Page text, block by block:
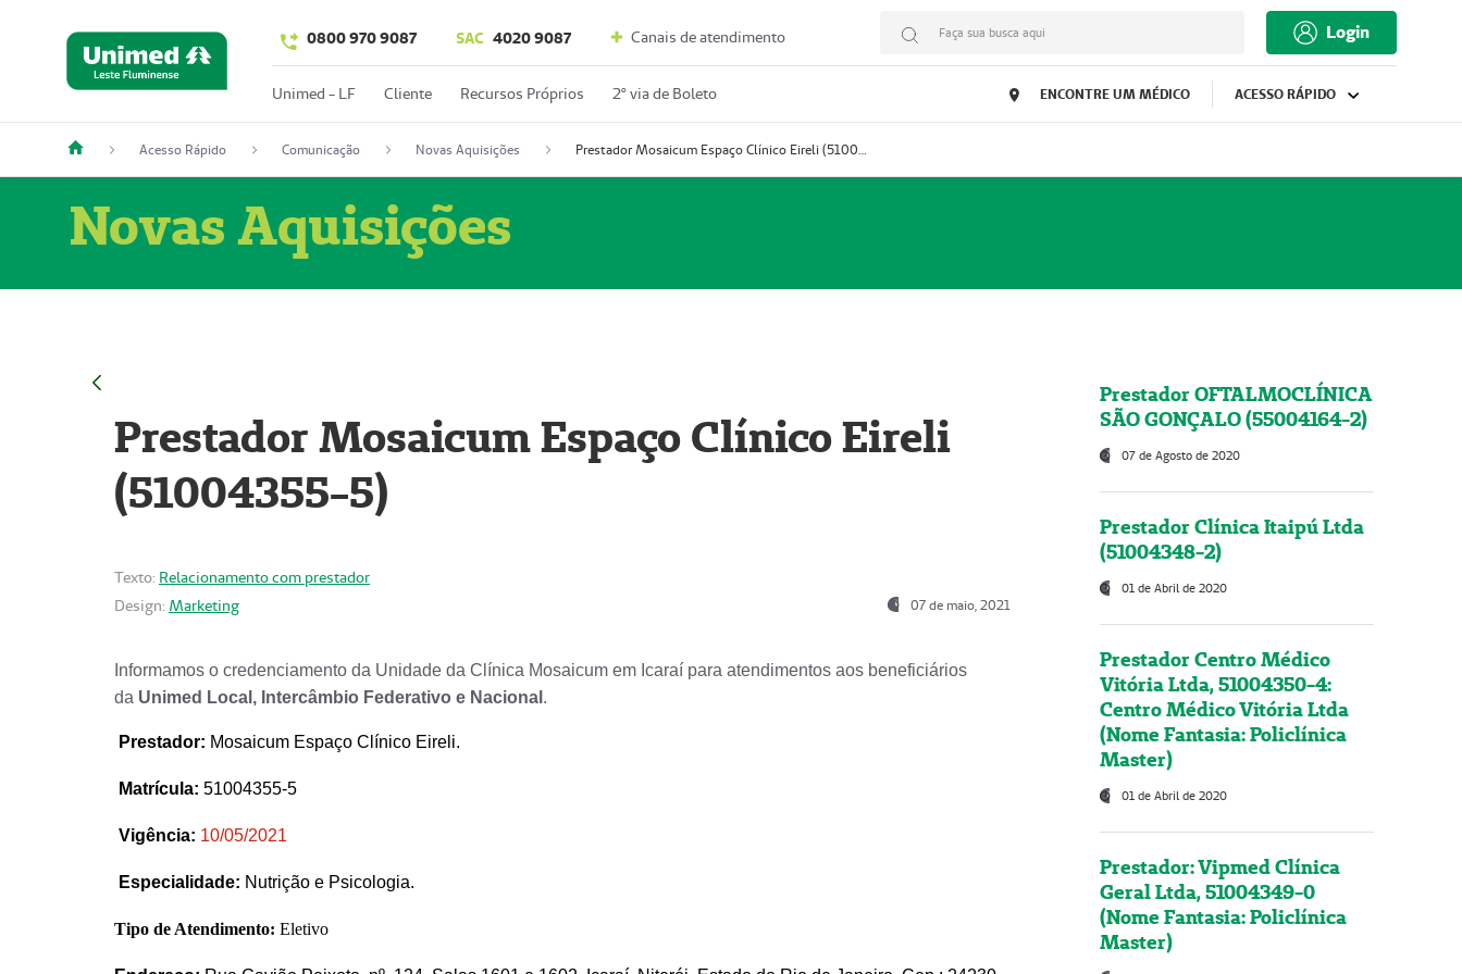
0800 970 9087 SAC 4020 9087 Canais de atendimento Faça sua busca aqui Login
Unimed - LF Cliente Recursos Próprios 2º via de Boleto ENCONTRE UM MÉDICO ACESSO RÁPIDO
Acesso Rápido Comunicação Novas Aquisições Prestador Mosaicum Espaço Clínico Eireli (51004355-5)
Novas Aquisições
Prestador Mosaicum Espaço Clínico Eireli
(51004355-5)
Texto: Relacionamento com prestador
Design: Marketing 07 de maio, 2021
Informamos o credenciamento da Unidade da Clínica Mosaicum em Icaraí para atendimentos aos beneficiários
da Unimed Local, Intercâmbio Federativo e Nacional .
Prestador: Mosaicum Espaço Clínico Eireli.
Matrícula: 51004355-5
Vigência: 10/05/2021
Especialidade: Nutrição e Psicologia.
Tipo de Atendimento: Eletivo
Prestador OFTALMOCLÍNICA
SÃO GONÇALO (55004164-2)
07 de Agosto de 2020
Prestador Clínica Itaipú Ltda
(51004348-2)
01 de Abril de 2020
Prestador Centro Médico
Vitória Ltda, 51004350-4:
Centro Médico Vitória Ltda
(Nome Fantasia: Policlínica
Master)
01 de Abril de 2020
Prestador: Vipmed Clínica
Geral Ltda, 51004349-0
(Nome Fantasia: Policlínica
Master)